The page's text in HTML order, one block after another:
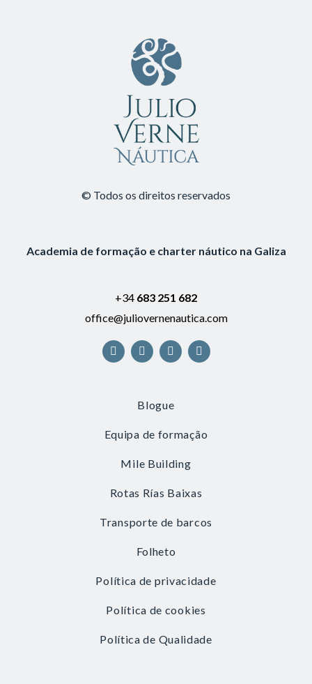
© Todos os direitos reservados
Academia de formação e charter náutico na Galiza
+34 683 251 682
office@juliovernenautica.com
Blogue
Equipa de formação
Mile Building
Rotas Rías Baixas
Transporte de barcos
Folheto
Política de privacidade
Política de cookies
Política de Qualidade